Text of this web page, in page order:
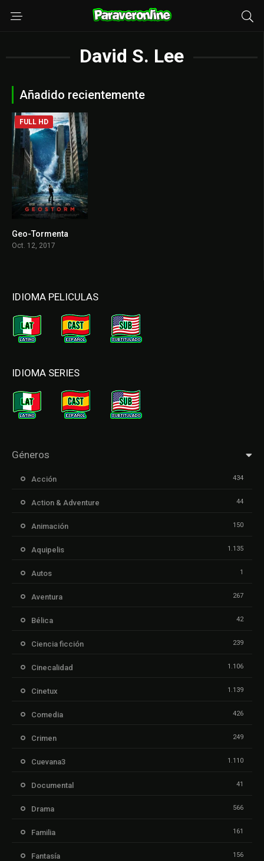
David S. Lee
Añadido recientemente
FULL HD
Geo-Tormenta
Oct. 12, 2017
IDIOMA PELICULAS
IDIOMA SERIES
Géneros
Acción 434
Action & Adventure 44
Animación 150
Aquipelis 1.135
Autos 1
Aventura 267
Bélica 42
Ciencia ficción 239
Cinecalidad 1.106
Cinetux 1.139
Comedia 426
Crimen 249
Cuevana3 1.110
Documental 41
Drama 566
Familia 161
Fantasía 156